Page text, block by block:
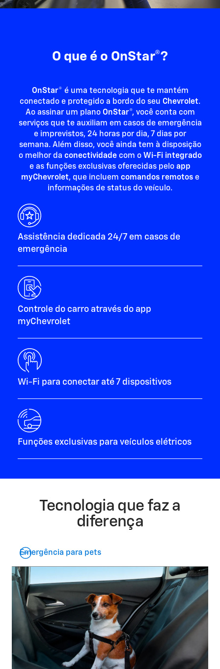
O que é o OnStar®?
OnStar® é uma tecnologia que te mantém
conectado e protegido a bordo do seu Chevrolet.
Ao assinar um planoOnStar®, você conta com
serviços que te auxiliam em casos de emergência
e imprevistos, 24 horas por dia, 7 dias por
semana. Além disso, você ainda tem à disposição
o melhor da conectividadecom o Wi-Fi integrado
e as funções exclusivas oferecidas pelo app
myChevrolet, que incluem comandos remotose
informações de status do veículo.
Assistência dedicada 24/7 em casos de
emergência
Controle do carro através do app
myChevrolet
Wi-Fi para conectar até 7 dispositivos
Funções exclusivas para veículos elétricos
Tecnologia que faz a
diferença​
Emergência para pets